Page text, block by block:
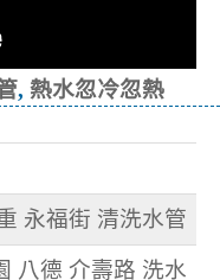
, 熱水忽冷忽熱
永福街 清洗水管
八德 介壽路 洗水